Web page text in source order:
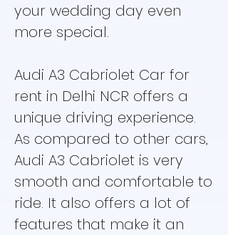
your wedding day even
more special.
Audi A3 Cabriolet Car for
rent in Delhi NCR offers a
unique driving experience.
As compared to other cars,
Audi A3 Cabriolet is very
smooth and comfortable to
ride. It also offers a lot of
features that make it an